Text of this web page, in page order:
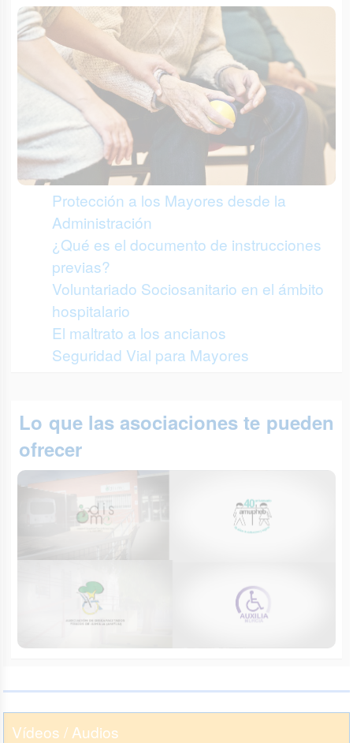
Protección a los Mayores desde la
Administración
¿Qué es el documento de instrucciones
previas?
Voluntariado Sociosanitario en el ámbito
hospitalario
El maltrato a los ancianos
Seguridad Vial para Mayores
Lo que las asociaciones te pueden
ofrecer
Vídeos / Audios